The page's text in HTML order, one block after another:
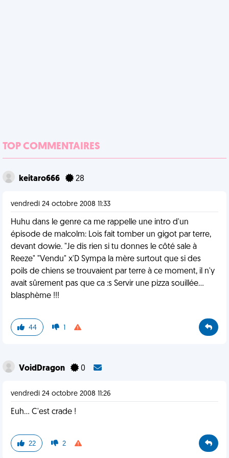
TOP COMMENTAIRES
keitaro666 28
vendredi 24 octobre 2008 11:33
Huhu dans le genre ca me rappelle une intro d'un
épisode de malcolm: Lois fait tomber un gigot par terre,
devant dowie. "Je dis rien si tu donnes le côté sale à
Reeze" "Vendu" x'D Sympa la mère surtout que si des
poils de chiens se trouvaient par terre à ce moment, il n'y
avait sûrement pas que ca :s Servir une pizza souillée...
blasphème !!!
44 1
VoidDragon 0
vendredi 24 octobre 2008 11:26
Euh... C'est crade !
22 2